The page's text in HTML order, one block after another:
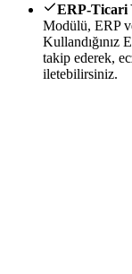
ERP-Ticari
Modülü, ERP
Kullandığınız
takip ederek,
iletebilirsiniz.